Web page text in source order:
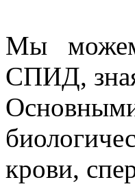
Мы
СПИД,
крови,